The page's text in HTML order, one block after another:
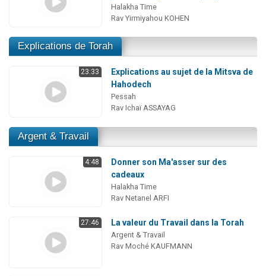
Halakha Time
Rav Yirmiyahou KOHEN
Explications de Torah
23:33
Explications au sujet de la Mitsva de
Hahodech
Pessah
Rav Ichaï ASSAYAG
Argent & Travail
4:48
Donner son Ma'asser sur des
cadeaux
Halakha Time
Rav Netanel ARFI
27:46 La valeur du Travail dans la Torah
Argent & Travail
Rav Moché KAUFMANN